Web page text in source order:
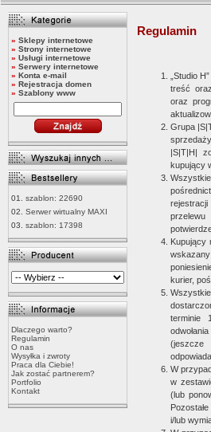
» Sklepy internetowe
» Strony internetowe
» Usługi internetowe
» Serwery internetowe
» Konta e-mail
» Rejestracja domen
» Szablony www
01. szablon: 22690
02. Serwer wirtualny MAXI
03. szablon: 17398
Dlaczego warto?
Regulamin
O nas
Wysyłka i zwroty
Praca dla Ciebie!
Jak zostać partnerem?
Portfolio
Kontakt
Regulamin
„Studio
treść
oraz
Grupa
|S|T|H|
kupujący
przelewu
Kupujący
kurier,
terminie
(jeszcze
W
w
(lub
i/lub